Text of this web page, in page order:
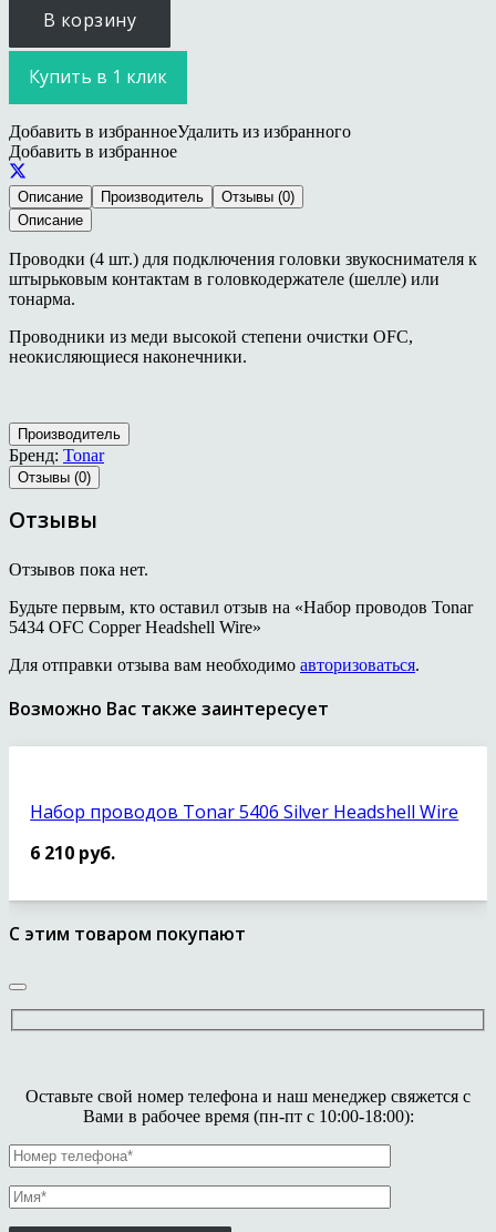
В корзину
Купить в 1 клик
Добавить в избранноеУдалить из избранного
Добавить в избранное
Описание Производитель
Отзывы (0)
Описание
Проводки (4 шт.) для подключения головки звукоснимателя к
штырьковым контактам в головкодержателе (шелле) или
тонарма.
Проводники из меди высокой степени очистки OFC,
неокисляющиеся наконечники.
Производитель
Бренд: Tonar
Отзывы (0)
Отзывы
Отзывов пока нет.
Будьте первым, кто оставил отзыв на «Набор проводов Tonar
5434 OFC Copper Headshell Wire»
Для отправки отзыва вам необходимо авторизоваться.
Возможно Вас также заинтересует
Набор проводов Tonar 5406 Silver Headshell Wire
6 210 руб.
С этим товаром покупают
Оставьте свой номер телефона и наш менеджер свяжется с
Вами в рабочее время (пн-пт с 10:00-18:00):